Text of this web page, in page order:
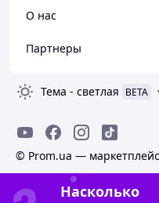
О нас
Партнеры
Тема - светлая BETA
© Prom.ua —
Насколько